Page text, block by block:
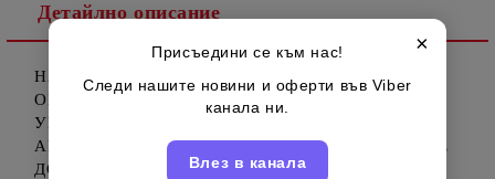
Детайлно описание
НАЙ-НОВИЯ АРОМАТ ОТ СЕРИЯТА
ОМЕКОТИТЕЛИ САНО МАКСИМА "COOL" -
УНИКАЛЕН АРОМАТ ЗА ЛЯТОТО, МОРСКИ
АРОМАТ - 1000 МЛ, СУПЕР КОНЦЕНТРАТ С УХАЕ
ДО СЛЕДВАЩИЯ СЕЗОН
×
Присъедини се към нас!
Следи нашите новини и оферти във Viber
канала ни.
Влез в канала